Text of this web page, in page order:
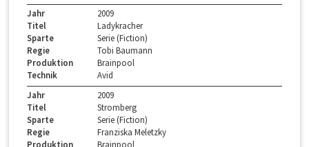
Jahr
2009
Titel
Ladykracher
Sparte
Serie (Fiction)
Regie
Tobi Baumann
Produktion
Brainpool
Technik
Avid
Jahr
2009
Titel
Stromberg
Sparte
Serie (Fiction)
Regie
Franziska Meletzky
Produktion
Brainpool